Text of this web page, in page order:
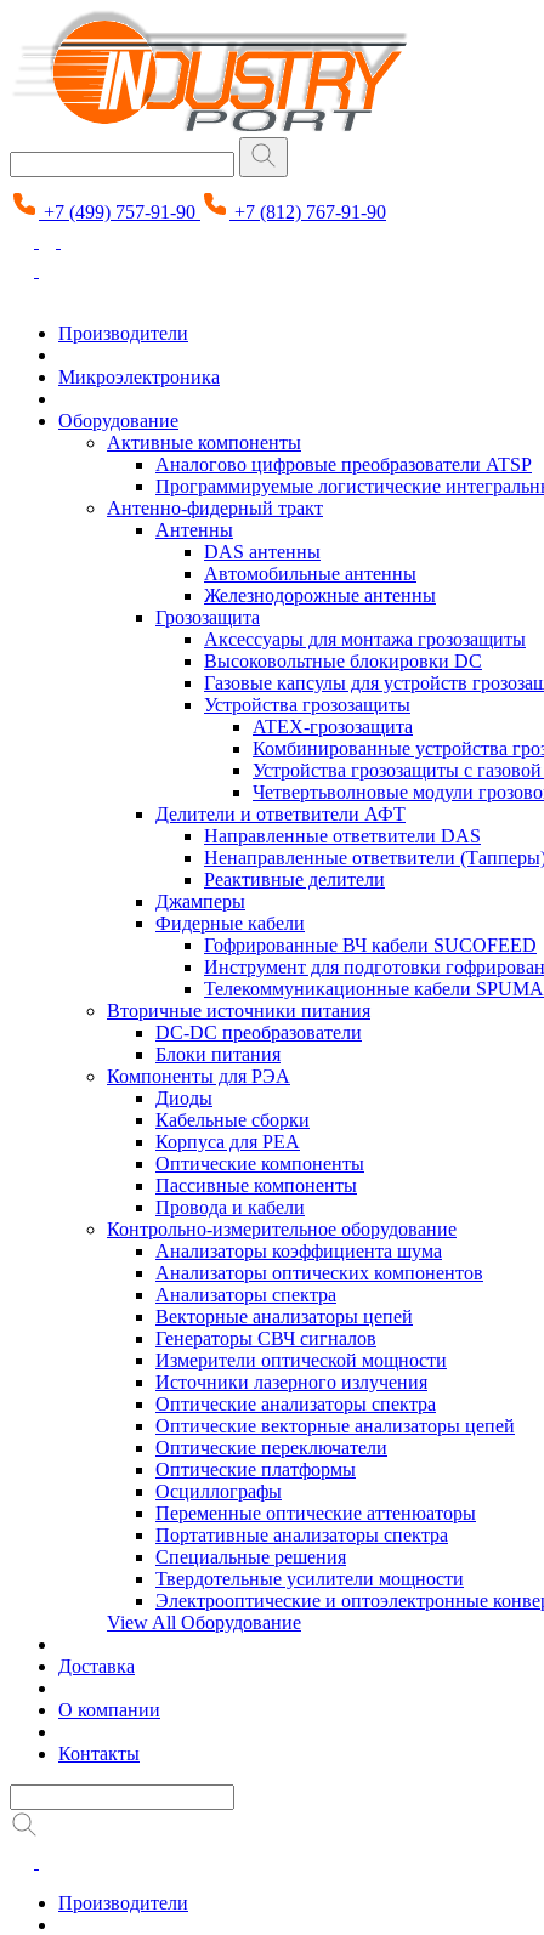
+7 (499) 757-91-90 +7 (812) 767-91-90
Производители
Микроэлектроника
Оборудование
Активные компоненты
Аналогово цифровые преобразователи ATSP
Программируемые логистические
Антенно-фидерный тракт
Антенны
DAS антенны
Автомобильные антенны
Железнодорожные антенны
Грозозащита
Аксессуары для монтажа грозозащиты
Высоковольтные блокировки DC
Газовые капсулы для устройств
Устройства грозозащиты
ATEX-грозозащита
Комбинированные устройства
Устройства грозозащиты с
Четвертьволновые модули
Делители и ответвители АФТ
Направленные ответвители DAS
Ненаправленные ответвители
Реактивные делители
Джамперы
Фидерные кабели
Гофрированные ВЧ кабели SUCOFEED
Инструмент для подготовки
Телекоммуникационные кабели SPUMA
Вторичные источники питания
DC-DC преобразователи
Блоки питания
Компоненты для РЭА
Диоды
Кабельные сборки
Корпуса для РЕА
Оптические компоненты
Пассивные компоненты
Провода и кабели
Контрольно-измерительное оборудование
Анализаторы коэффициента шума
Анализаторы оптических компонентов
Анализаторы спектра
Векторные анализаторы цепей
Генераторы СВЧ сигналов
Измерители оптической мощности
Источники лазерного излучения
Оптические анализаторы спектра
Оптические векторные анализаторы цепей
Оптические переключатели
Оптические платформы
Осциллографы
Переменные оптические аттенюаторы
Портативные анализаторы спектра
Специальные решения
Твердотельные усилители мощности
Электрооптические и оптоэлектронные
View All Оборудование
Доставка
О компании
Контакты
Производители